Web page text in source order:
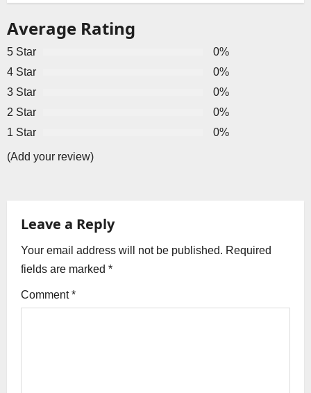
s
t
n
a
v
i
t
i
o
Average Rating
5 Star
0%
4 Star
0%
3 Star
0%
2 Star
0%
1 Star
0%
(Add your review)
Leave a Reply
Your email address will not be published. Required
fields are marked *
Comment*